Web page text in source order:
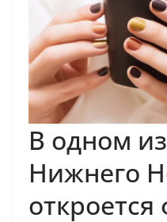
В одном
Нижнего